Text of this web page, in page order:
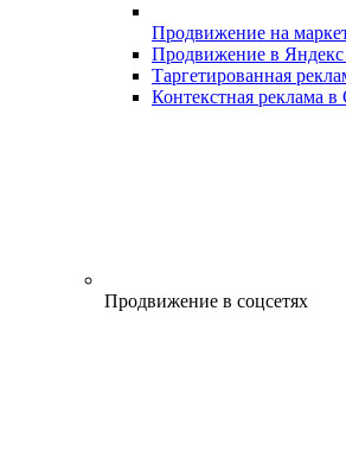
Продвижение на
Продвижение в Яндекс
Таргетированная
Контекстная реклама в
Продвижение в соцсетях